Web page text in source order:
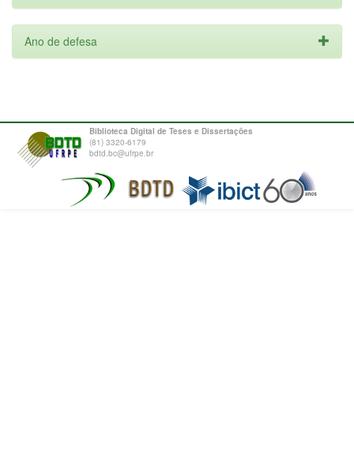
Ano de defesa
Biblioteca Digital de Teses e Dissertações
(81) 3320-6179
bdtd.bc@ufrpe.br